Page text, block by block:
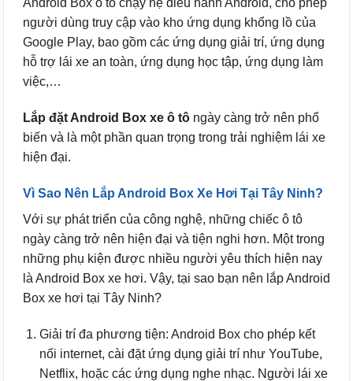
Android Box ô tô chạy hệ điều hành Android, cho phép
người dùng truy cập vào kho ứng dụng khổng lồ của
Google Play, bao gồm các ứng dụng giải trí, ứng dụng
hỗ trợ lái xe an toàn, ứng dụng học tập, ứng dụng làm
việc,…
Lắp đặt Android Box xe ô tô ngày càng trở nên phổ
biến và là một phần quan trọng trong trải nghiệm lái xe
hiện đại.
Vì Sao Nên Lắp Android Box Xe Hơi Tại Tây Ninh?
Với sự phát triển của công nghệ, những chiếc ô tô
ngày càng trở nên hiện đại và tiện nghi hơn. Một trong
những phụ kiện được nhiều người yêu thích hiện nay
là Android Box xe hơi. Vậy, tại sao bạn nên lắp Android
Box xe hơi tại Tây Ninh?
Giải trí đa phương tiện: Android Box cho phép kết
nối internet, cài đặt ứng dụng giải trí như YouTube,
Netflix, hoặc các ứng dụng nghe nhạc. Người lái xe